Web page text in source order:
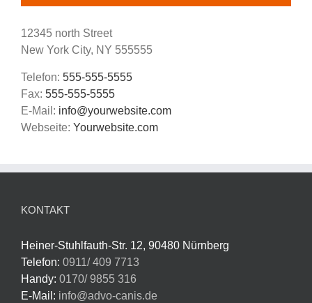
12345 north Street
New York City, NY 555555
Telefon: 555-555-5555
Fax: 555-555-5555
E-Mail: info@yourwebsite.com
Webseite: Yourwebsite.com
KONTAKT
Heiner-Stuhlfauth-Str. 12, 90480 Nürnberg
Telefon: 0911/ 409 7713
Handy: 0170/ 9855 316
E-Mail: info@advo-canis.de